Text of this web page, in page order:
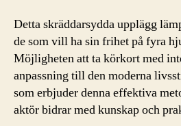
Detta skräddarsydda upplägg
de som vill ha sin frihet på fyra
Möjligheten att ta körkort med
anpassning till den moderna
som erbjuder denna effektiva
aktör bidrar med kunskap och